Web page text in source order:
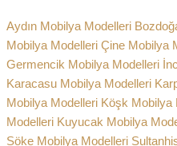
Aydın Mobilya Modelleri
Mobilya Modelleri Çine Mobilya
Germencik Mobilya Modelleri
Karacasu Mobilya Modelleri
Mobilya Modelleri Köşk Mobilya
Modelleri Kuyucak Mobilya
Söke Mobilya Modelleri